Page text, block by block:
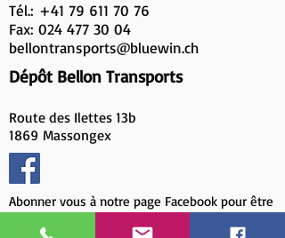
Tél.: +41 79 611 70 76
Fax: 024 477 30 04
bellontransports@bluewin.ch
Dépôt Bellon Transports
Route des Ilettes 13b
1869 Massongex
Abonner vous à notre page Facebook pour être
au courant de nos dernières offres !